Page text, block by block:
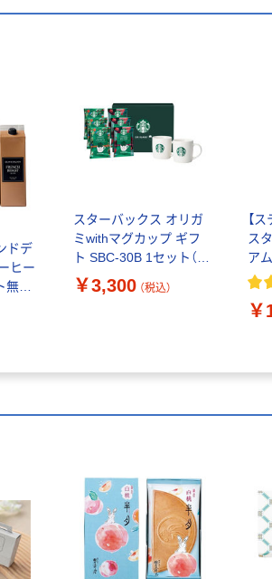
ドデ
ヒー
無
ー
スターバックス オリガ
ミwithマグカップ ギフ
ト SBC-30B 1セット（ハ
ウスブレンド・カフェベ
ロナ各3袋・マグカップ2
￥3,300 （税込）
【
ス
ア
本）
￥